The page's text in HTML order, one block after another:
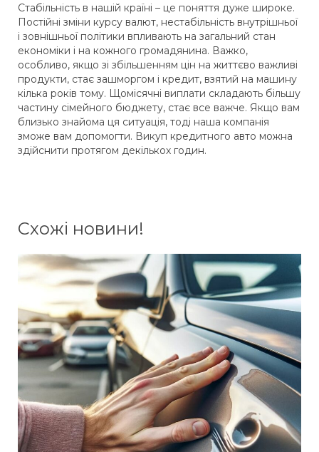
Стабільність в нашій країні – це поняття дуже широке.
Постійні зміни курсу валют, нестабільність внутрішньої
і зовнішньої політики впливають на загальний стан
економіки і на кожного громадянина. Важко,
особливо, якщо зі збільшенням цін на життєво важливі
продукти, стає зашморгом і кредит, взятий на машину
кілька років тому. Щомісячні виплати складають більшу
частину сімейного бюджету, стає все важче. Якщо вам
близько знайома ця ситуація, тоді наша компанія
зможе вам допомогти. Викуп кредитного авто можна
здійснити протягом декількох годин.
Схожі новини!